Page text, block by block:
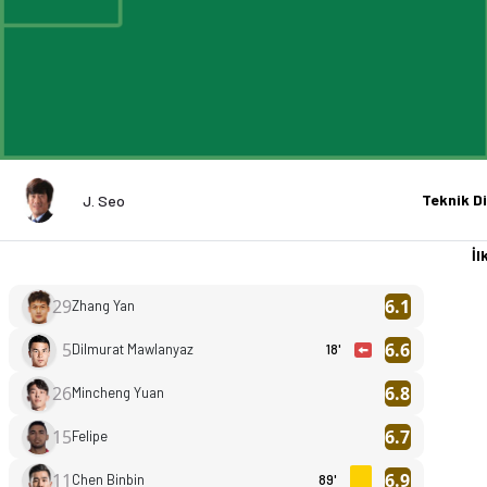
J. Seo Teknik
29Zhang Yan
6.1
5Dilmurat Mawlanyaz 18'
6.6
26Mincheng Yuan
6.8
15Felipe
6.7
11 Chen Binbin 89'
6.9